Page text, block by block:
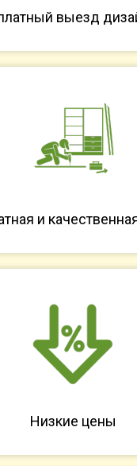
выезд
и
Низкие цены